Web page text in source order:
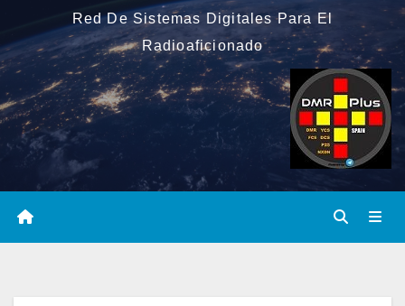
Red De Sistemas Digitales Para El
Radioaficionado